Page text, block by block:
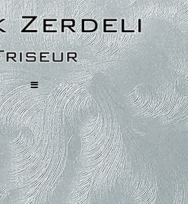
Navigation